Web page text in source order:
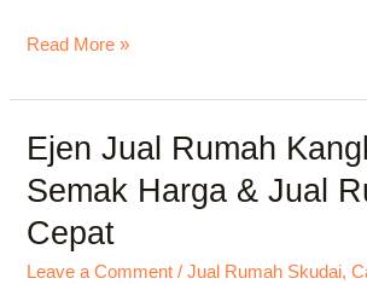
Read More »
Ejen Jual Rumah
Semak Harga & Jual
Cepat
Leave a Comment /Jual Rumah Skudai,
Ejen
Jual
Rumah
Kangkar